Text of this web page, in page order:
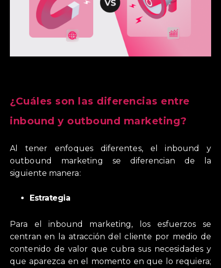
¿Cuáles son las diferencias entre
inbound y outbound marketing?
Al tener enfoques diferentes, el inbound y
outbound marketing se diferencian de la
siguiente manera:
Estrategia
Para el inbound marketing, los esfuerzos se
centran en la atracción del cliente por medio de
contenido de valor que cubra sus necesidades y
que aparezca en el momento en que lo requiera;